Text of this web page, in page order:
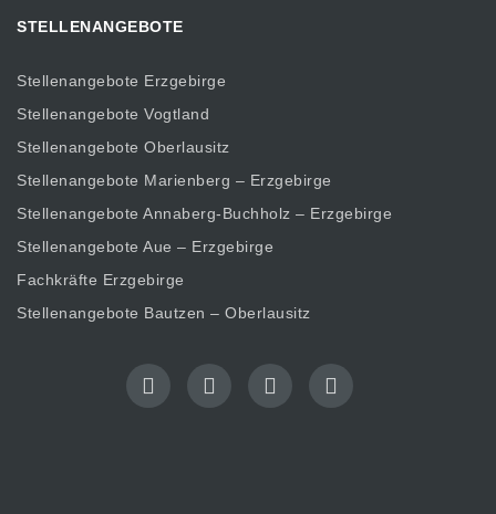
STELLENANGEBOTE
Stellenangebote Erzgebirge
Stellenangebote Vogtland
Stellenangebote Oberlausitz
Stellenangebote Marienberg – Erzgebirge
Stellenangebote Annaberg-Buchholz – Erzgebirge
Stellenangebote Aue – Erzgebirge
Fachkräfte Erzgebirge
Stellenangebote Bautzen – Oberlausitz